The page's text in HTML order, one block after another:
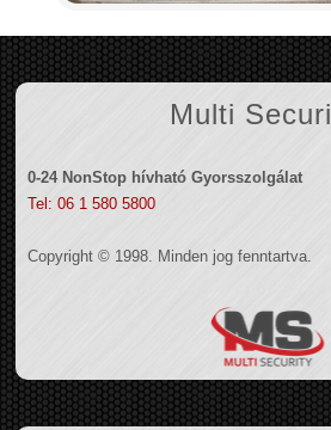
Multi
0-24 NonStop hívható Gyorsszolgálat
Tel: 06 1 580 5800
Copyright © 1998. Minden jog fenntartva.